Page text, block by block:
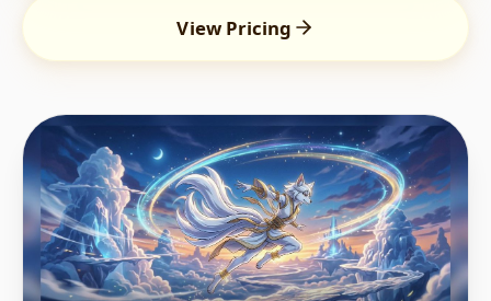
View Pricing